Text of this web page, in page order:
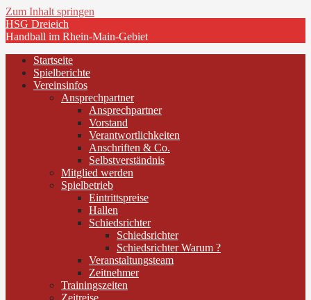
Zum Inhalt springen
HSG Dreieich
Handball im Rhein-Main-Gebiet
Startseite
Spielberichte
Vereinsinfos
Ansprechpartner
Ansprechpartner
Vorstand
Verantwortlichkeiten
Anschriften & Co.
Selbstverständnis
Mitglied werden
Spielbetrieb
Eintrittspreise
Hallen
Schiedsrichter
Schiedsrichter
Schiedsrichter Warum ?
Veranstaltungsteam
Zeitnehmer
Trainingszeiten
Zeitreise